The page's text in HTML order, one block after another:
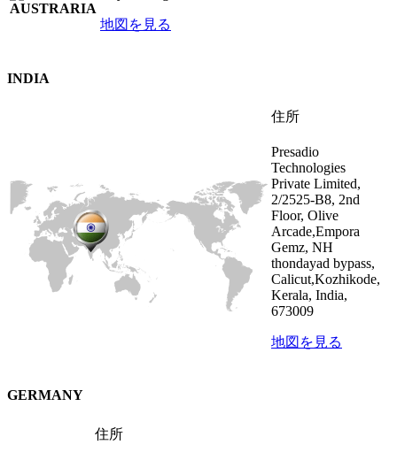
地図を見る
INDIA
住所
Presadio
Technologies
Private Limited,
2/2525-B8, 2nd
Floor, Olive
Arcade,Empora
Gemz, NH
thondayad bypass,
Calicut,Kozhikode,
Kerala, India,
673009
地図を見る
GERMANY
住所